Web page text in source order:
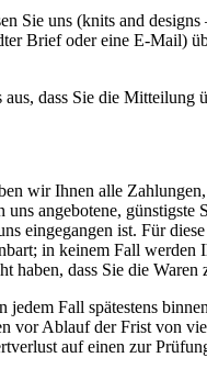
Sie uns (knits and
Brief oder eine E-Mail)
dass Sie die
wir Ihnen alle
angebotene,
eingegangen ist. Für
in keinem Fall
haben, dass Sie die
Fall spätestens
vor Ablauf der Frist von
auf einen zur